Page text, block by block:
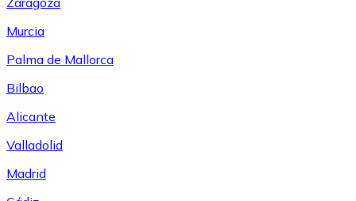
Murcia
Palma de Mallorca
Bilbao
Alicante
Valladolid
Madrid